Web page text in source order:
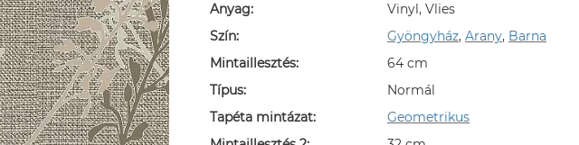
Anyag:
Vinyl, Vlies
Szín:
Gyöngyház, Arany, Barna
Mintaillesztés:
64 cm
Típus:
Normál
Tapéta mintázat:
Geometrikus